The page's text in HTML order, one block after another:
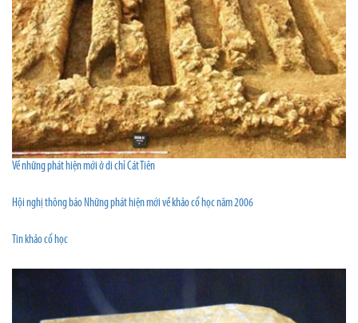
Về những phát hiện mới ở di chỉ Cát Tiên
Hội nghị thông báo Những phát hiện mới về khảo cổ học năm 2006
Tin khảo cổ học